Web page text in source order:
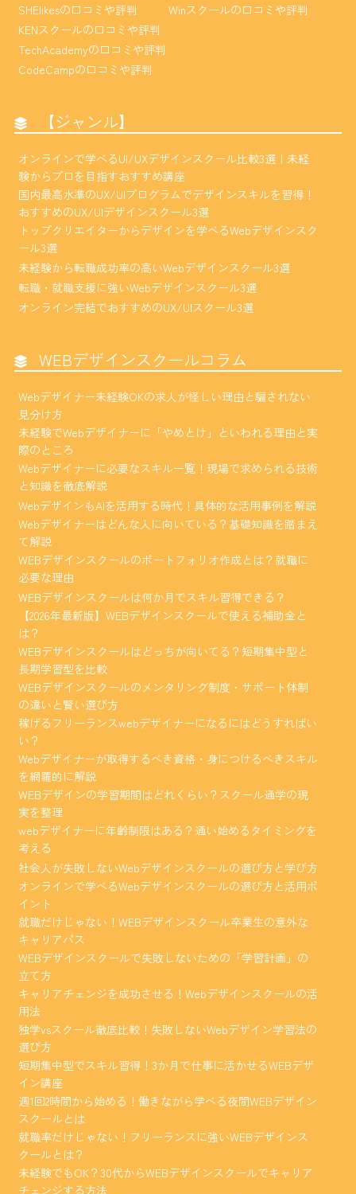
SHElikesの口コミや評判
Winスクールの口コミや評判
KENスクールの口コミや評判
TechAcademyの口コミや評判
CodeCampの口コミや評判
【ジャンル】
オンラインで学べるUI/UXデザインスクール比較3選｜未経
験からプロを目指すおすすめ講座
国内最高水準のUX/UIプログラムでデザインスキルを習得！
おすすめのUX/UIデザインスクール3選
トップクリエイターからデザインを学べるWebデザインスク
ール3選
未経験から転職成功率の高いWebデザインスクール3選
転職・就職支援に強いWebデザインスクール3選
オンライン完結でおすすめのUX/UIスクール3選
WEBデザインスクールコラム
Webデザイナー未経験OKの求人が怪しい理由と騙されない
見分け方
未経験でWebデザイナーに「やめとけ」といわれる理由と実
際のところ
Webデザイナーに必要なスキル一覧！現場で求められる技術
と知識を徹底解説
WebデザインもAIを活用する時代！具体的な活用事例を解説
Webデザイナーはどんな人に向いている？基礎知識を踏まえ
て解説
WEBデザインスクールのポートフォリオ作成とは？就職に
必要な理由
WEBデザインスクールは何か月でスキル習得できる？
【2026年最新版】WEBデザインスクールで使える補助金と
は？
WEBデザインスクールはどっちが向いてる？短期集中型と
長期学習型を比較
WEBデザインスクールのメンタリング制度・サポート体制
の違いと賢い選び方
稼げるフリーランスwebデザイナーになるにはどうすればい
い？
Webデザイナーが取得するべき資格・身につけるべきスキル
を網羅的に解説
WEBデザインの学習期間はどれくらい？スクール通学の現
実を整理
webデザイナーに年齢制限はある？通い始めるタイミングを
考える
社会人が失敗しないWebデザインスクールの選び方と学び方
オンラインで学べるWebデザインスクールの選び方と活用ポ
イント
就職だけじゃない！WEBデザインスクール卒業生の意外な
キャリアパス
WEBデザインスクールで失敗しないための「学習計画」の
立て方
キャリアチェンジを成功させる！Webデザインスクールの活
用法
独学vsスクール徹底比較！失敗しないWebデザイン学習法の
選び方
短期集中型でスキル習得！3か月で仕事に活かせるWEBデザ
イン講座
週1回2時間から始める！働きながら学べる夜間WEBデザイン
スクールとは
就職率だけじゃない！フリーランスに強いWEBデザインス
クールとは？
未経験でもOK？30代からWEBデザインスクールでキャリア
チェンジする方法